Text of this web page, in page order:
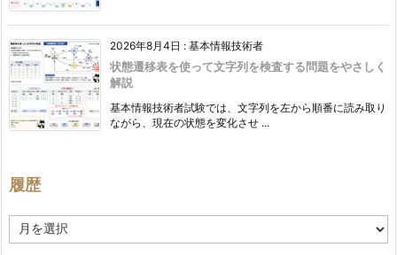
2026年8月4日 : 基本情報技術者
状態遷移表を使って文字列を検査する問題をやさしく
解説
基本情報技術者試験では、文字列を左から順番に読み取り
ながら、現在の状態を変化させ ...
履歴
歴